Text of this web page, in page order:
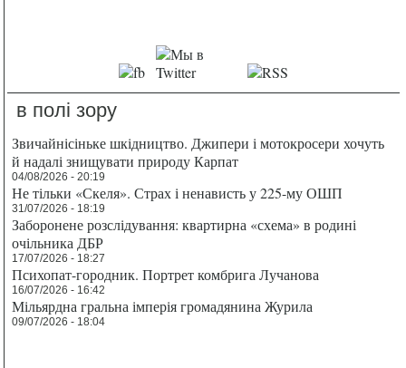
в полі зору
Звичайнісіньке шкідництво. Джипери і мотокросери хочуть
й надалі знищувати природу Карпат
04/08/2026 - 20:19
Не тільки «Скеля». Страх і ненависть у 225-му ОШП
31/07/2026 - 18:19
Заборонене розслідування: квартирна «схема» в родині
очільника ДБР
17/07/2026 - 18:27
Психопат-городник. Портрет комбрига Лучанова
16/07/2026 - 16:42
Мільярдна гральна імперія громадянина Журила
09/07/2026 - 18:04